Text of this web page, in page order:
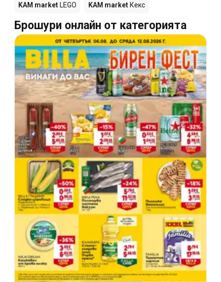
KAM market LEGO KAM market Кекс
Брошури онлайн от категорията